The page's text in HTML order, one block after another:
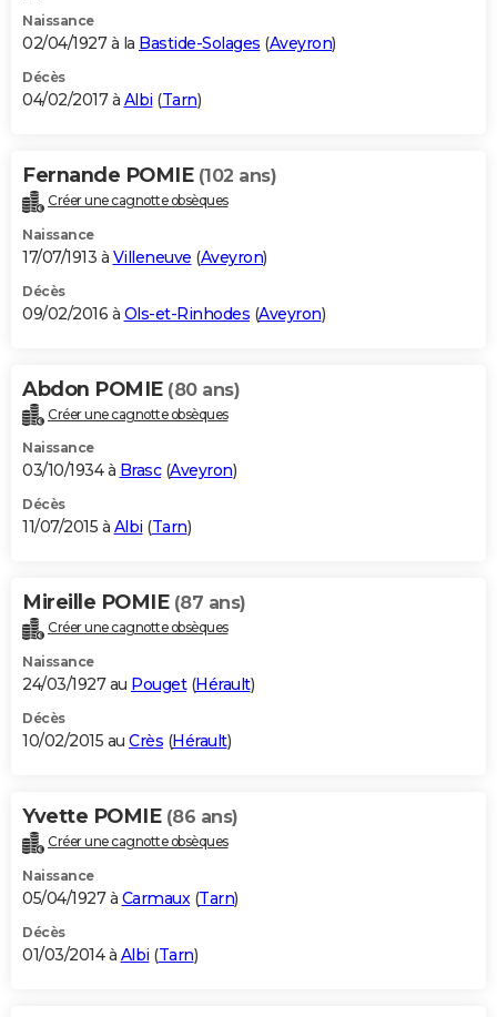
Naissance
02/04/1927 à la Bastide-Solages (Aveyron)
Décès
04/02/2017 à Albi (Tarn)
Fernande POMIE (102 ans)
Créer une cagnotte obsèques
Naissance
17/07/1913 à Villeneuve (Aveyron)
Décès
09/02/2016 à Ols-et-Rinhodes (Aveyron)
Abdon POMIE (80 ans)
Créer une cagnotte obsèques
Naissance
03/10/1934 à Brasc(Aveyron)
Décès
11/07/2015 à Albi (Tarn)
Mireille POMIE (87 ans)
Créer une cagnotte obsèques
Naissance
24/03/1927 au Pouget(Hérault)
Décès
10/02/2015 au Crès (Hérault)
Yvette POMIE (86 ans)
Créer une cagnotte obsèques
Naissance
05/04/1927 à Carmaux(Tarn)
Décès
01/03/2014 à Albi (Tarn)